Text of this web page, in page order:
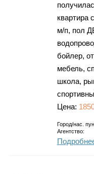
квартира
м/п, пол
бойлер,
мебель,
школа,
Цена:
Город/нас.
Агентство: